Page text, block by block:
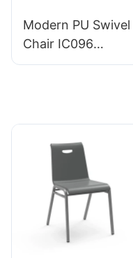
Modern PU Swivel
Chair IC096
Höjdjustering
studioanvändning